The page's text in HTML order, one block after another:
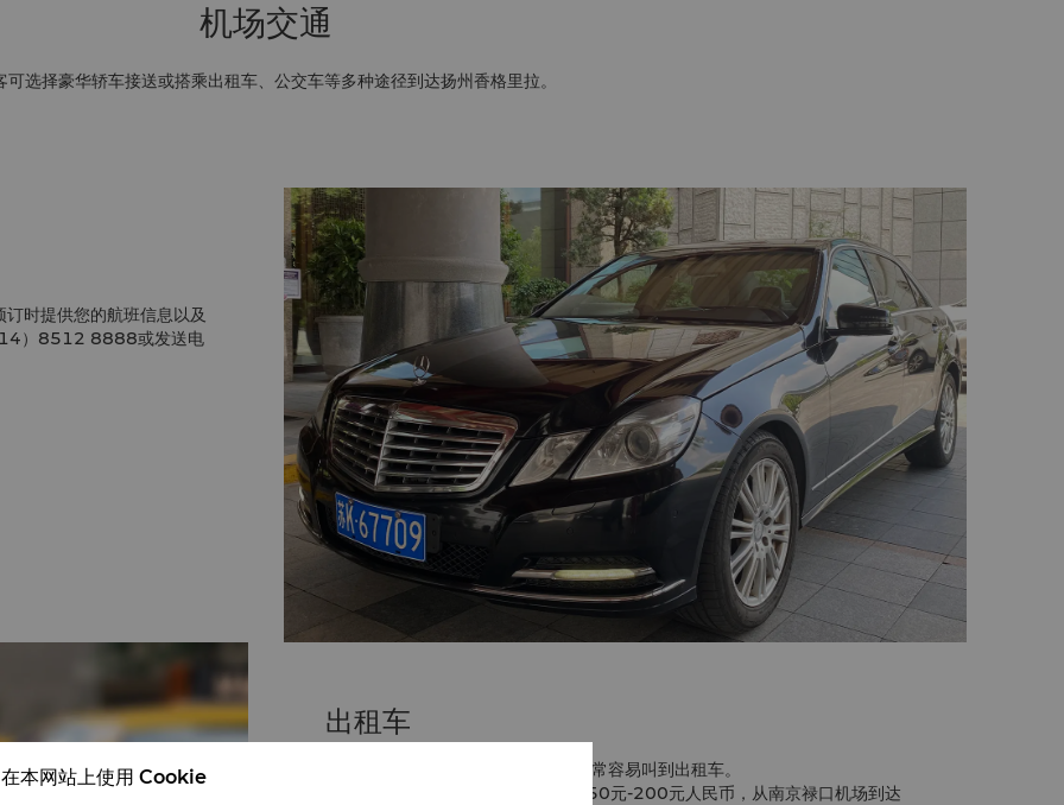
机场交通
可选择豪华轿车接送或搭乘出租车、公交车等多种途径到达扬州香格里拉。
时提供您的航班信息以及
）8512 8888或发送电
出租车
在扬州泰州机场和南京禄口机场都非常容易叫到出租车。
从扬州泰州机场达到酒店车资大约150元-200元人民币，从南京禄口机场到达
本网站上使用 Cookie